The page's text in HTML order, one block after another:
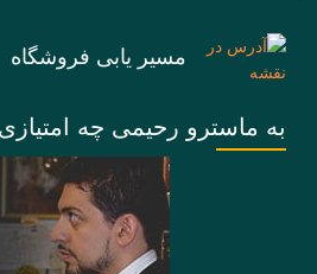
مسیر یابی فروشگاه
به ماسترو رحیمی چه